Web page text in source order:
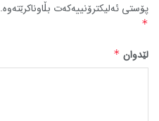
پۆستی ئەلیکترۆنییەکەت بڵاوناکرێتەوە.
*
لێدوان *